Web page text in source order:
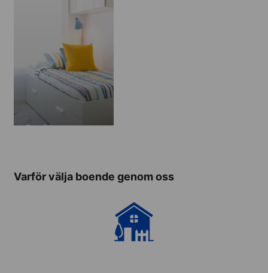
Residens
Varför välja boende genom oss